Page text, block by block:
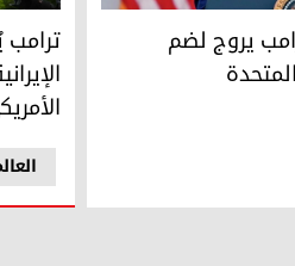
.. ترامب يروج لضم ترامب